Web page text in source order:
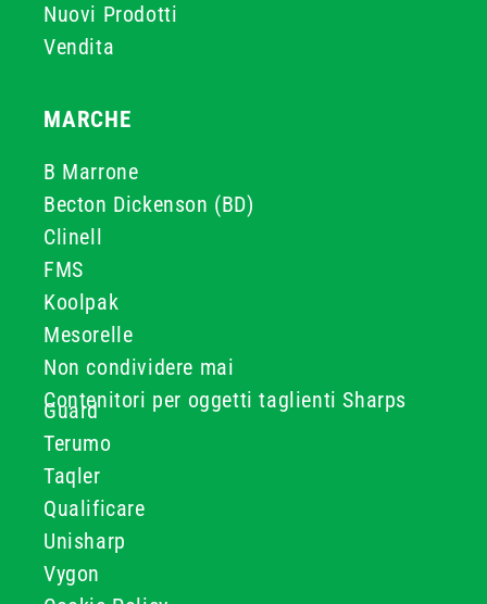
Nuovi Prodotti
Vendita
MARCHE
B Marrone
Becton Dickenson (BD)
Clinell
FMS
Koolpak
Mesorelle
Non condividere mai
Contenitori per oggetti taglienti Sharps
Guard
Terumo
Taqler
Qualificare
Unisharp
Vygon